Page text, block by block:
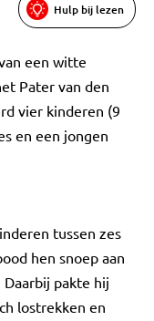
Hulp bij lezen
een witte
Pater van den
vier kinderen (9
en een jongen
tussen zes
hen snoep aan
pakte hij
lostrekken en